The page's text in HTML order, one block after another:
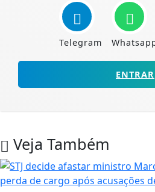
Telegram
ENTRAR
Veja Também